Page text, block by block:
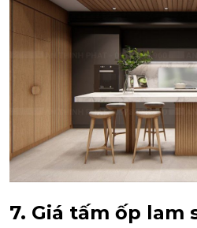
7. Giá tấm ốp lam